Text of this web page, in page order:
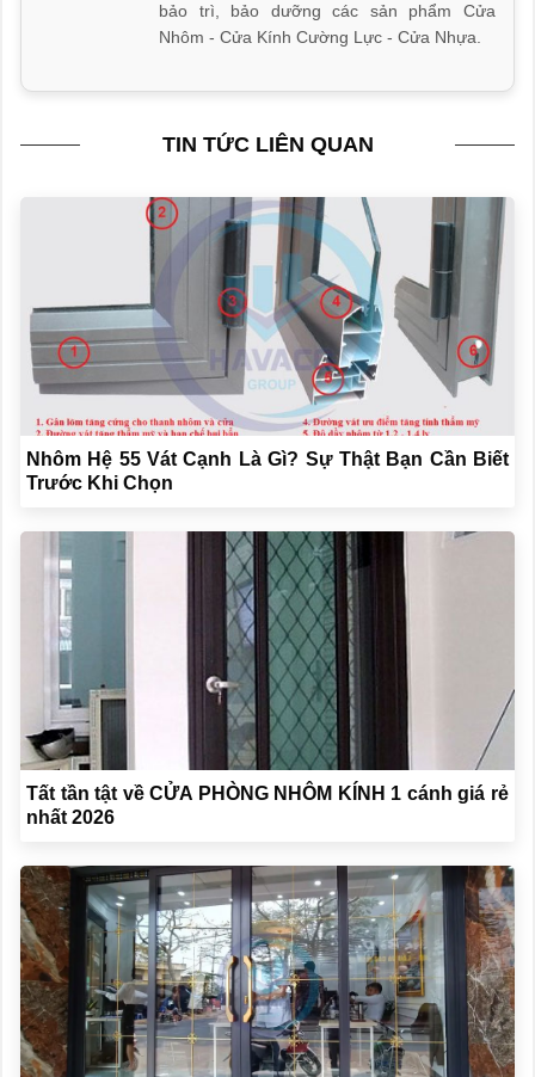
bảo trì, bảo dưỡng các sản phẩm Cửa
Nhôm - Cửa Kính Cường Lực - Cửa Nhựa.
TIN TỨC LIÊN QUAN
Nhôm Hệ 55 Vát Cạnh Là Gì? Sự Thật Bạn Cần Biết
Trước Khi Chọn
Tất tần tật về CỬA PHÒNG NHÔM KÍNH 1 cánh giá rẻ
nhất 2026